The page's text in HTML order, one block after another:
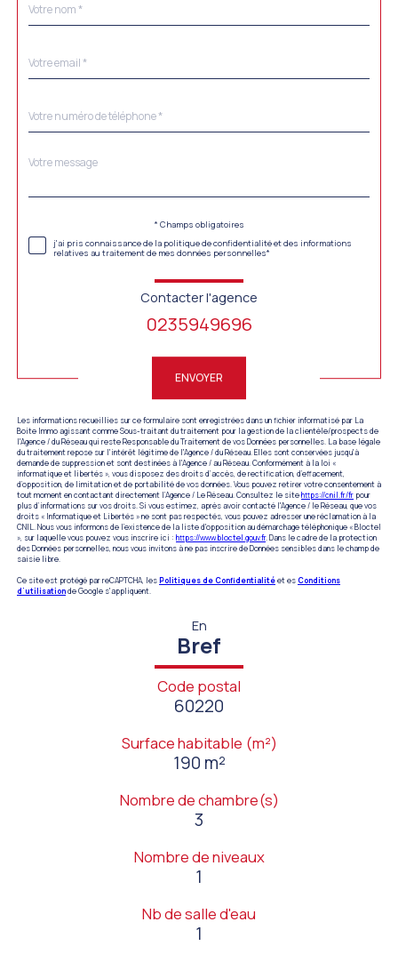
par
*
*
*
Fieldset
Message
*
* Champs obligatoires
j'ai pris connaissance de la politique de confidentialité et des informations
relatives au traitement de mes données personnelles*
Contacter l'agence
0235949696
ENVOYER
Les informations recueillies sur ce formulaire sont enregistrées dans un fichier informatisé par La
Boite Immo agissant comme Sous-traitant du traitement pour la gestion de la clientèle/prospects de
l'Agence / du Réseau qui reste Responsable du Traitement de vos Données personnelles. La base légale
du traitement repose sur l'intérêt légitime de l'Agence / du Réseau. Elles sont conservées jusqu'à
demande de suppression et sont destinées à l'Agence / au Réseau. Conformément à la loi «
informatique et libertés », vous disposez des droits d’accès, de rectification, d’effacement,
d’opposition, de limitation et de portabilité de vos données. Vous pouvez retirer votre consentement à
tout moment en contactant directement l’Agence / Le Réseau. Consultez le sitehttps://cnil.fr/fr pour
plus d’informations sur vos droits. Si vous estimez, après avoir contacté l'Agence / le Réseau, que vos
droits « Informatique et Libertés » ne sont pas respectés, vous pouvez adresser une réclamation à la
CNIL. Nous vous informons de l’existence de la liste d'opposition au démarchage téléphonique « Bloctel
», sur laquelle vous pouvez vous inscrire ici : https://www.bloctel.gouv.fr. Dans le cadre de la protection
des Données personnelles, nous vous invitons à ne pas inscrire de Données sensibles dans le champ de
saisie libre.
Ce site est protégé par reCAPTCHA, les Politiques de Confidentialitéet esConditions
d'utilisationde Google s'appliquent.
En
Bref
Code postal
60220
Surface habitable (m²)
190 m²
Nombre de chambre(s)
3
Nombre de niveaux
1
Nb de salle d'eau
1